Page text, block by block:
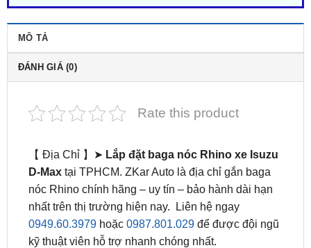
ĐÁNH GIÁ (0)
【 Địa Chỉ 】➤
Lắp đặt baga nóc Rhino xe Isuzu
nóc Rhino chính hãng – uy tín – bảo hành dài hạn
nhất trên thị trường hiện nay. Liên hệ ngay
0949.60.3979hoặc0987.801.029để được đội ngũ
kỹ thuật viên hỗ trợ nhanh chóng nhất.
Lắp baga nóc Rhino là lựa chọn tăng tiện ích và